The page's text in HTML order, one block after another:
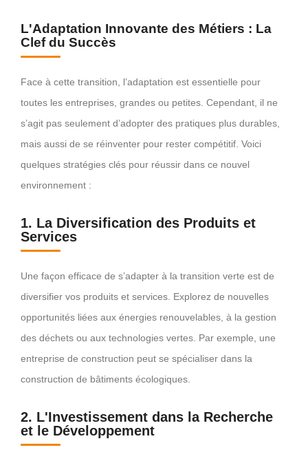
L'Adaptation Innovante des Métiers : La
Clef du Succès
Face à cette transition, l’adaptation est essentielle pour
toutes les entreprises, grandes ou petites. Cependant, il ne
s’agit pas seulement d’adopter des pratiques plus durables,
mais aussi de se réinventer pour rester compétitif. Voici
quelques stratégies clés pour réussir dans ce nouvel
environnement :
1. La Diversification des Produits et
Services
Une façon efficace de s’adapter à la transition verte est de
diversifier vos produits et services. Explorez de nouvelles
opportunités liées aux énergies renouvelables, à la gestion
des déchets ou aux technologies vertes. Par exemple, une
entreprise de construction peut se spécialiser dans la
construction de bâtiments écologiques.
2. L'Investissement dans la Recherche
et le Développement